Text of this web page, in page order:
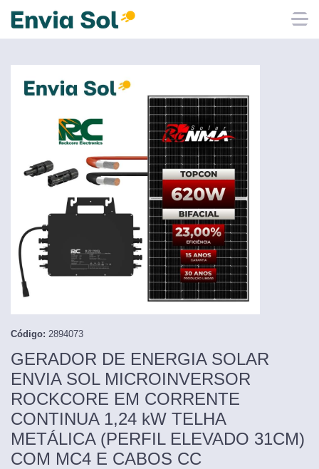
Código: 2894073
GERADOR DE ENERGIA SOLAR
ENVIA SOL MICROINVERSOR
ROCKCORE EM CORRENTE
CONTINUA 1,24 kW TELHA
METÁLICA (PERFIL ELEVADO 31CM)
COM MC4 E CABOS CC